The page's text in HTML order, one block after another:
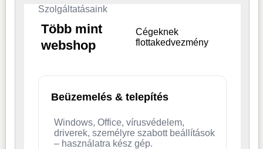
Szolgáltatásaink
Több mint
webshop
Cégeknek
flottakedvezmény
Beüzemelés & telepítés
Windows, Office, vírusvédelem,
driverek, személyre szabott beállítások
– használatra kész gép.